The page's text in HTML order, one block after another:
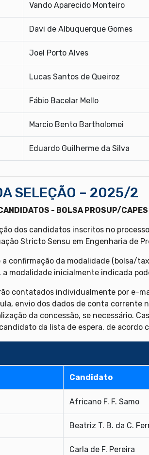
Vando Aparecido Monteiro
Davi de Albuquerque Gomes
Joel Porto Alves
Lucas Santos de Queiroz
Fábio Bacelar Mello
Marcio Bento Bartholomei
Eduardo Guilherme da Silva
SELEÇÃO – 2025/2
- BOLSA PROSUP/
dos candidatos inscritos no
Stricto Sensu em Engenharia de
a confirmação da modalidade (bolsa/
a modalidade inicialmente indicada
contatados individualmente por e-
envio dos dados de conta corrente
da concessão, se necessário.
da lista de espera, de acordo
Candidato
Africano F. F. Samo
Beatriz T. B. da C.
Carla de F. Pereira